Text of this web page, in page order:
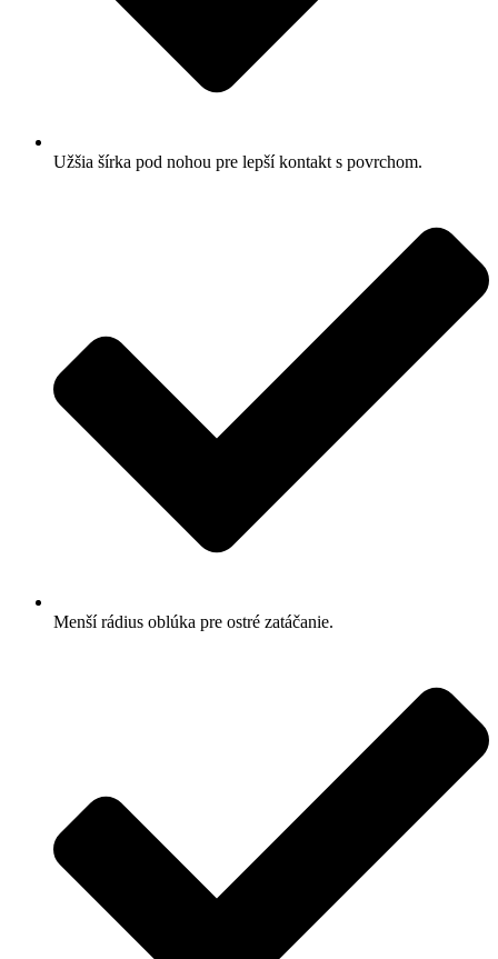
Užšia šírka pod nohou pre lepší kontakt s povrchom.
Menší rádius oblúka pre ostré zatáčanie.